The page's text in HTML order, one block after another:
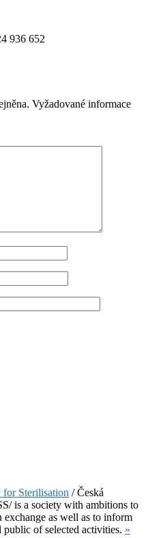
936 652
Vyžadované informace
for Sterilisation / Česká
is a society with ambitions to
as well as to inform
public of selected activities. »